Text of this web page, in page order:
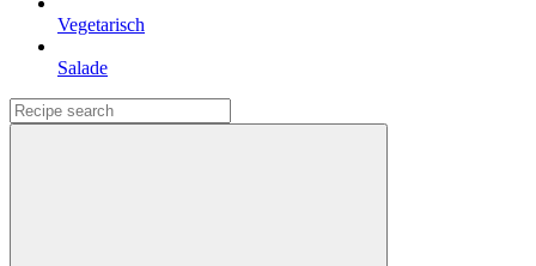
Vegetarisch
Salade